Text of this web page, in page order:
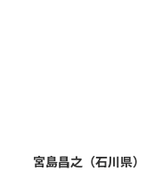
宮島昌之（石川県）